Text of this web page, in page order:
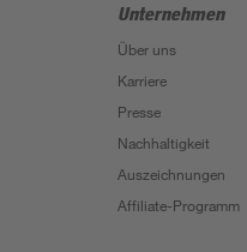
Unternehmen
Über uns
Karriere
Presse
Nachhaltigkeit
Auszeichnungen
Affiliate-Programm